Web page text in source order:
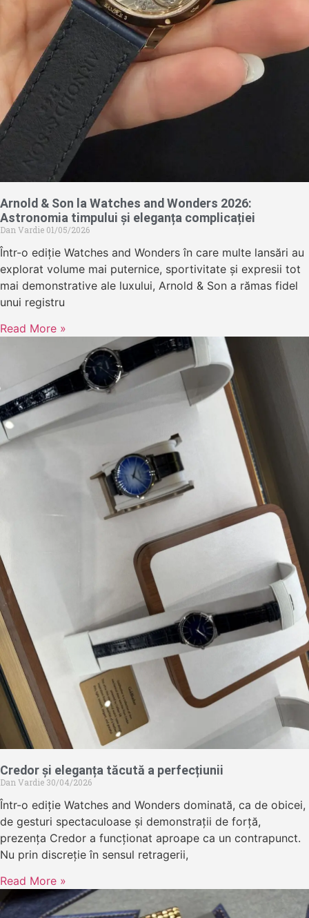
Arnold & Son la Watches and Wonders 2026:
Astronomia timpului și eleganța complicației
Dan Vardie 01/05/2026
Într-o ediție Watches and Wonders în care multe lansări au
explorat volume mai puternice, sportivitate și expresii tot
mai demonstrative ale luxului, Arnold & Son a rămas fidel
unui registru
Read More »
Credor și eleganța tăcută a perfecțiunii
Dan Vardie 30/04/2026
Într-o ediție Watches and Wonders dominată, ca de obicei,
de gesturi spectaculoase și demonstrații de forță,
prezența Credor a funcționat aproape ca un contrapunct.
Nu prin discreție în sensul retragerii,
Read More »